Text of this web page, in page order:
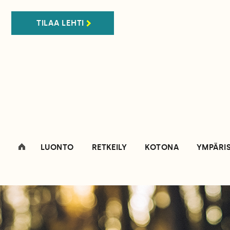
TILAA LEHTI
LUONTO RETKEILY KOTONA